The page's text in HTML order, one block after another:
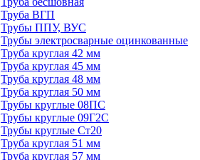
Труба ВГП
Трубы ППУ, ВУС
Трубы электросварные оцинкованные
Труба круглая 42 мм
Труба круглая 45 мм
Труба круглая 48 мм
Труба круглая 50 мм
Трубы круглые 08ПС
Трубы круглые 09Г2С
Трубы круглые Ст20
Труба круглая 51 мм
Труба круглая 57 мм